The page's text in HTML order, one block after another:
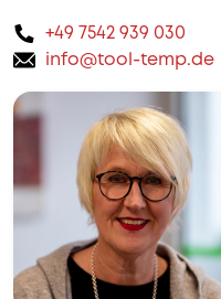
+49 7542 939 030
info@tool-temp.de